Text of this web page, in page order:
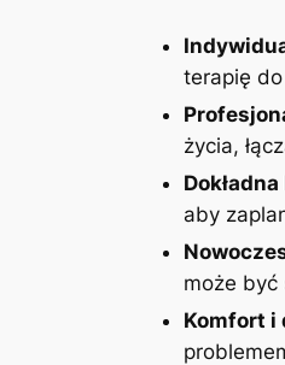
terapię
życia,
aby
może być
Komfort i